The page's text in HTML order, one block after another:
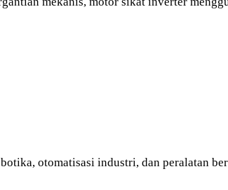
otomatisasi industri, dan peralatan